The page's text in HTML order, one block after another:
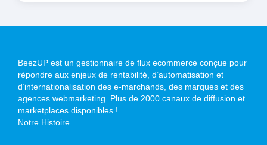
BeezUP est un gestionnaire de flux ecommerce conçue pour
répondre aux enjeux de rentabilité, d’automatisation et
d’internationalisation des e-marchands, des marques et des
agences webmarketing. Plus de 2000 canaux de diffusion et
marketplaces disponibles !
Notre Histoire